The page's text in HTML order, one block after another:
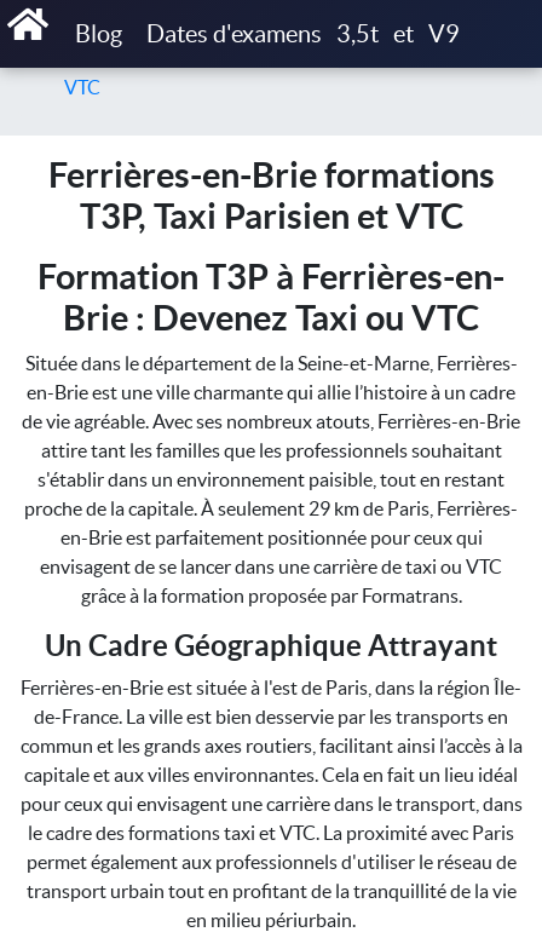
Blog Dates d'examens 3,5t et V9
Accueil
VTC
Ferrières-en-Brie formations
T3P, Taxi Parisien et VTC
Formation T3P à Ferrières-en-
Brie : Devenez Taxi ou VTC
Située dans le département de la Seine-et-Marne, Ferrières-
en-Brie est une ville charmante qui allie l’histoire à un cadre
de vie agréable. Avec ses nombreux atouts, Ferrières-en-Brie
attire tant les familles que les professionnels souhaitant
s'établir dans un environnement paisible, tout en restant
proche de la capitale. À seulement 29 km de Paris, Ferrières-
en-Brie est parfaitement positionnée pour ceux qui
envisagent de se lancer dans une carrière de taxi ou VTC
grâce à la formation proposée par Formatrans.
Un Cadre Géographique Attrayant
Ferrières-en-Brie est située à l'est de Paris, dans la région Île-
de-France. La ville est bien desservie par les transports en
commun et les grands axes routiers, facilitant ainsi l’accès à la
capitale et aux villes environnantes. Cela en fait un lieu idéal
pour ceux qui envisagent une carrière dans le transport, dans
le cadre des formations taxi et VTC. La proximité avec Paris
permet également aux professionnels d'utiliser le réseau de
transport urbain tout en profitant de la tranquillité de la vie
en milieu périurbain.